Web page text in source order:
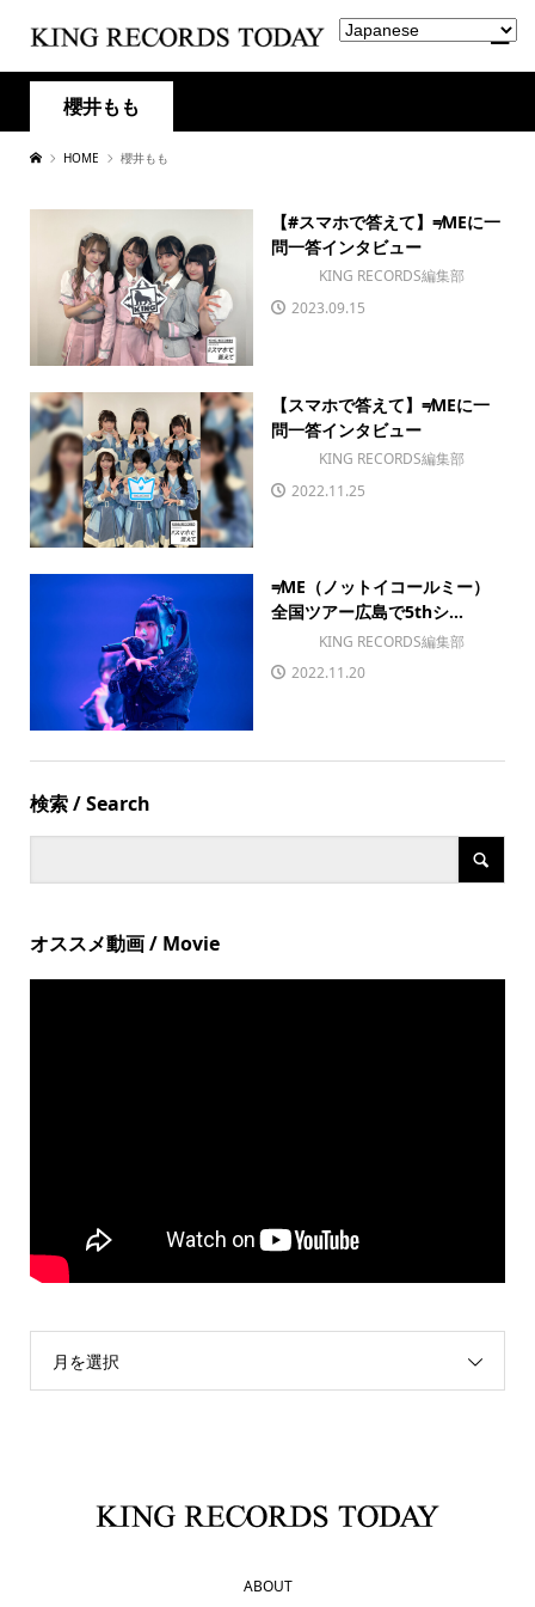
櫻井もも
HOME 櫻井もも
【#スマホで答えて】≠MEに一
問一答インタビュー
KING RECORDS編集部
2023.09.15
【スマホで答えて】≠MEに一
問一答インタビュー
KING RECORDS編集部
2022.11.25
≠ME（ノットイコールミー）
全国ツアー広島で5thシ...
KING RECORDS編集部
2022.11.20
検索 / Search
オススメ動画 / Movie
月を選択
ABOUT